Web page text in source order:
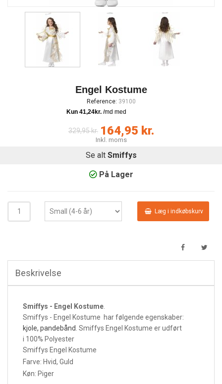
Engel Kostume
Reference: 39100
329,95 kr. 164,95 kr.
Inkl. moms
Se alt Smiffys
På Lager
Læg i indkøbskurv
Beskrivelse
Smiffys - Engel Kostume
Smiffys - Engel Kostume har følgende egenskaber:
kjole, pandebånd . Smiffys Engel Kostume er udført
i 100% Polyester
Smiffys Engel Kostume
Farve: Hvid, Guld
Køn: Piger